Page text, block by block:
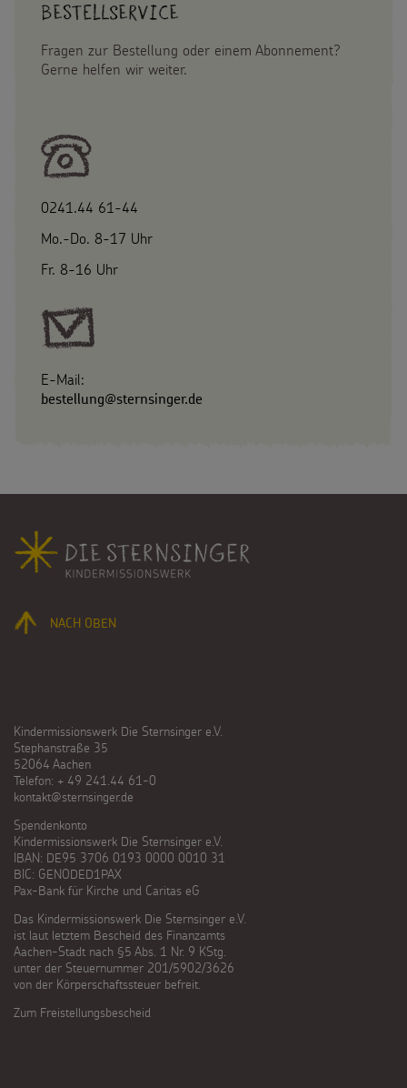
Bestellservice
Fragen zur Bestellung oder einem Abonnement?
Gerne helfen wir weiter.
0241.44 61-44
Mo.-Do. 8-17 Uhr
Fr. 8-16 Uhr
E-Mail:
bestellung@sternsinger.de
Fußbereich
NACH OBEN
Kindermissionswerk Die Sternsinger e.V.
Stephanstraße 35
52064 Aachen
Telefon: + 49 241.44 61-0
kontakt@sternsinger.de
Spendenkonto
Kindermissionswerk Die Sternsinger e.V.
IBAN: DE95 3706 0193 0000 0010 31
BIC: GENODED1PAX
Pax-Bank für Kirche und Caritas eG
Das Kindermissionswerk Die Sternsinger e.V.
ist laut letztem Bescheid des Finanzamts
Aachen-Stadt nach §5 Abs. 1 Nr. 9 KStg.
unter der Steuernummer 201/5902/3626
von der Körperschaftssteuer befreit.
Zum Freistellungsbescheid